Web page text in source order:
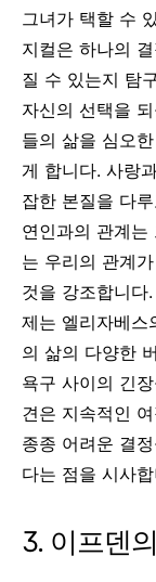
그녀가 택할 수
지컬은 하나의
질 수 있는지 탐
자신의 선택을
들의 삶을 심오
게 합니다. 사랑
잡한 본질을 다
연인과의 관계는
는 우리의 관계
것을 강조합니다
제는 엘리자베스
의 삶의 다양한
욕구 사이의 긴
견은 지속적인
종종 어려운 결
다는 점을 시사
3. 이프덴